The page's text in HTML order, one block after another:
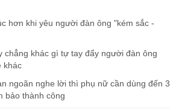
hơn khi yêu người đàn ông "kém sắc -
chẳng khác gì tự tay đẩy người đàn ông
khác
ngoãn nghe lời thì phụ nữ cần dùng đến 3
bảo thành công